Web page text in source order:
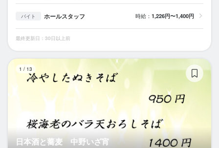
バイト ホールスタッフ 時給： 1,226円〜1,400円
最終更新日：30日以上前
1 / 13
日本酒と蕎麦 中野いざ宵